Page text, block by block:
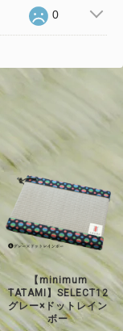
0
【minimum
TATAMI】SELECT12
グレー×ドットレイン
ボー